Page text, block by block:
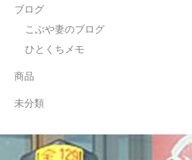
ブログ
こぶや妻のブログ
ひとくちメモ
商品
未分類